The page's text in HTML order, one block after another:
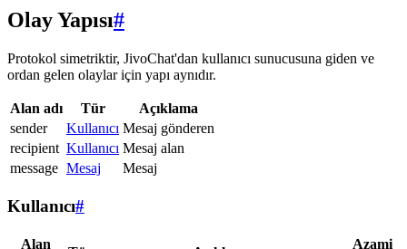
Olay Yapısı#
Protokol simetriktir, JivoChat'dan kullanıcı sunucusuna giden ve
ordan gelen olaylar için yapı aynıdır.
Alan adı Tür
Açıklama
sender
Kullanıcı Mesaj gönderen
recipient Kullanıcı Mesaj alan
message Mesaj Mesaj
Kullanıcı#
Alan
Azami